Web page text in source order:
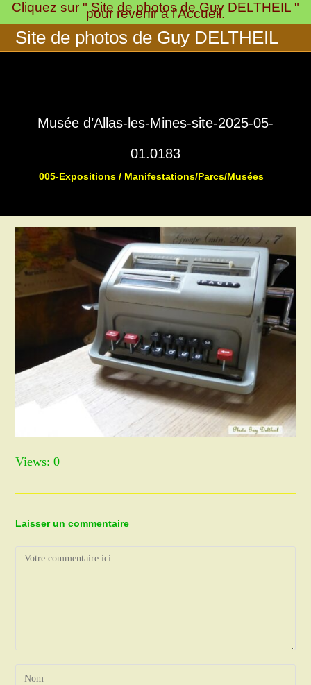
Skip
to
content
Cliquez sur " Site de photos de Guy DELTHEIL "
pour revenir à l'Accueil.
Site de photos de Guy DELTHEIL
Musée d’Allas-les-Mines-site-2025-05-
01.0183
005-Expositions / Manifestations/Parcs/Musées
Views: 0
Laisser un commentaire
Comment
Enter